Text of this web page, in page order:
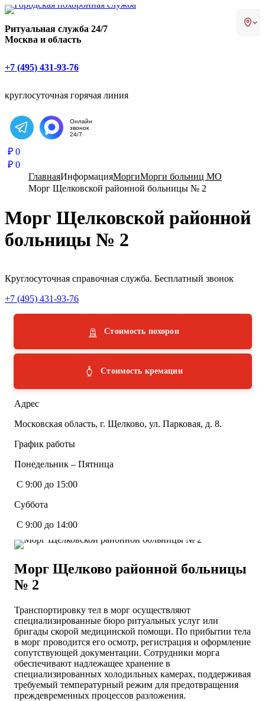
Ритуальная служба 24/7
Москва и область
+7 (495) 431-93-76
круглосуточная горячая линия
Написать в Telegram
Онлайн
звонок
24/7
₽ 0
₽ 0
ГлавнаяИнформацияМоргиМорги больниц МО
Морг Щелковской районной больницы № 2
Морг Щелковской районной
больницы № 2
Круглосуточная справочная служба. Бесплатный звонок
+7 (495) 431-93-76
Стоимость похорон
Стоимость кремации
Адрес
Московская область, г. Щелково, ул. Парковая, д. 8.
График работы
Понедельник – Пятница
С 9:00 до 15:00
Суббота
С 9:00 до 14:00
Морг Щелково районной больницы
№ 2
Транспортировку тел в морг осуществляют
специализированные бюро ритуальных услуг или
бригады скорой медицинской помощи. По прибытии тела
в морг проводится его осмотр, регистрация и оформление
сопутствующей документации. Сотрудники морга
обеспечивают надлежащее хранение в
специализированных холодильных камерах, поддерживая
требуемый температурный режим для предотвращения
преждевременных процессов разложения.